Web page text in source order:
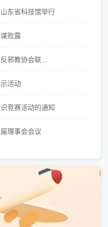
东省科技馆举行
败露
邪教协会联...
活动
竞赛活动的通知
理事会会议